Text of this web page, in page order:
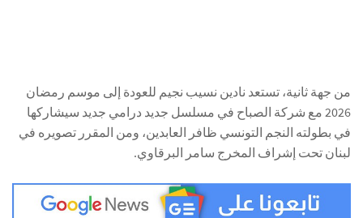
من جهة ثانية، تستعد نادين نسيب نجيم للعودة إلى موسم رمضان
2026 مع شركة الصباح في مسلسل جديد درامي جديد سيشاركها
في بطولته النجم التونسي ظافر العابدين، ومن المقرر تصويره في
لبنان تحت إشراف المخرج سامر البرقاوي.